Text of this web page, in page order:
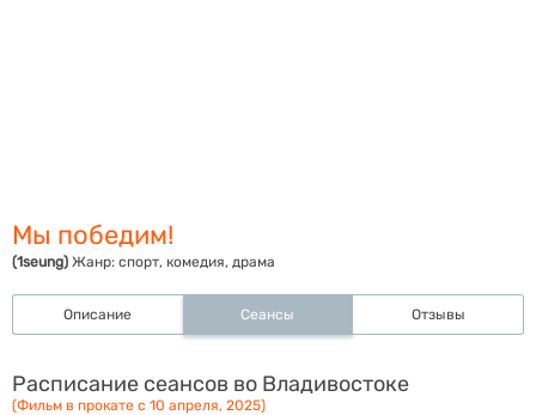
Мы победим!
(1seung) Жанр: спорт, комедия, драма
Описание Сеансы Отзывы
Расписание сеансов во Владивостоке
(Фильм в прокате с 10 апреля, 2025)